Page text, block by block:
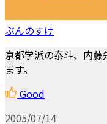
ぶんのすけ
京都学派の泰斗、内
ます。
Good
2005/07/14